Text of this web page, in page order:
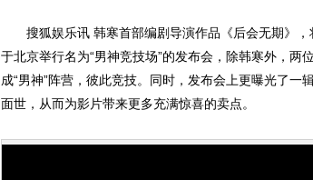
搜狐娱乐讯 韩寒首部编剧导演作品《后会无期》，
于北京举行名为“男神竞技场”的发布会，除韩寒外，两
成“男神”阵营，彼此竞技。同时，发布会上更曝光了一
面世，从而为影片带来更多充满惊喜的卖点。